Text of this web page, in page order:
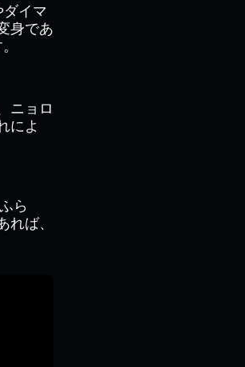
イマ
身であ
ニョロ
によ
ら
ば、